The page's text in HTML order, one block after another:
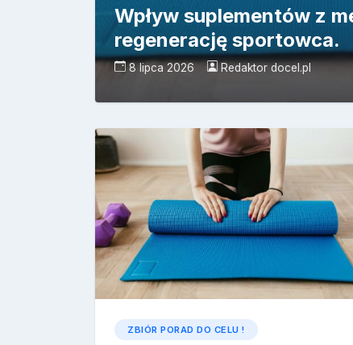
Wpływ suplementów z
regenerację sportowca.
8 lipca 2026 Redaktor docel.pl
ZBIÓR PORAD DO CELU !